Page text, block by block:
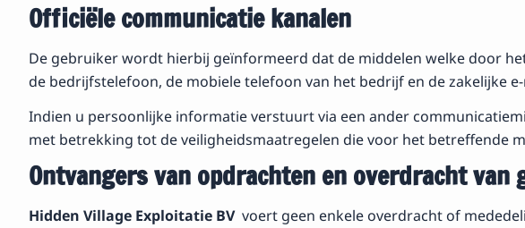
Officiële communicatie kanalen
De gebruiker wordt hierbij geïnformeerd dat de middelen welke door
de bedrijfstelefoon, de mobiele telefoon van het bedrijf en de zakelijke
Indien u persoonlijke informatie verstuurt via een ander
met betrekking tot de veiligheidsmaatregelen die voor het betreffende
Ontvangers van opdrachten en overdracht van
Hidden Village Exploitatie BVvoert geen enkele overdracht of